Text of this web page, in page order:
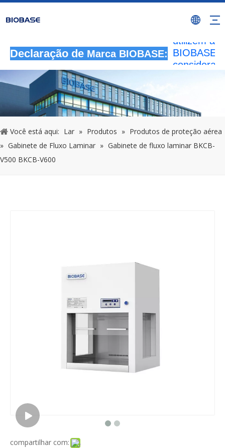
Declaração de Marca BIOBASE: BIOBASE
infração
Você está aqui: Lar » Produtos » Produtos de proteção aérea
» Gabinete de Fluxo Laminar » Gabinete de fluxo laminar BKCB-
V500 BKCB-V600
compartilhar com: